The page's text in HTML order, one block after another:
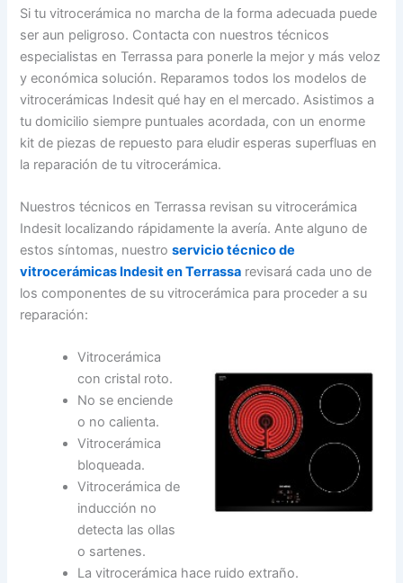
Si tu vitrocerámica no marcha de la forma adecuada puede
ser aun peligroso. Contacta con nuestros técnicos
especialistas en Terrassa para ponerle la mejor y más veloz
y económica solución. Reparamos todos los modelos de
vitrocerámicas Indesit qué hay en el mercado. Asistimos a
tu domicilio siempre puntuales acordada, con un enorme
kit de piezas de repuesto para eludir esperas superfluas en
la reparación de tu vitrocerámica.
Nuestros técnicos en Terrassa revisan su vitrocerámica
Indesit localizando rápidamente la avería. Ante alguno de
estos síntomas, nuestroservicio técnico de
vitrocerámicas Indesit en Terrassa revisará cada uno de
los componentes de su vitrocerámica para proceder a su
reparación:
Vitrocerámica
con cristal roto.
No se enciende
o no calienta.
Vitrocerámica
bloqueada.
Vitrocerámica de
inducción no
detecta las ollas
o sartenes.
La vitrocerámica hace ruido extraño.